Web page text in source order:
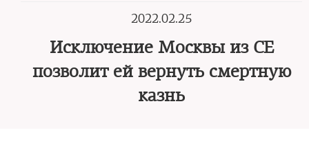
2022.02.25
Исключение Москвы из СЕ
позволит ей вернуть смертную
казнь